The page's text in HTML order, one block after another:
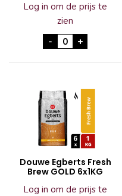
Log in om de prijs te
zien
- Douwe
+
Douwe Egberts Fresh
Brew GOLD 6x1KG
Log in om de prijs te